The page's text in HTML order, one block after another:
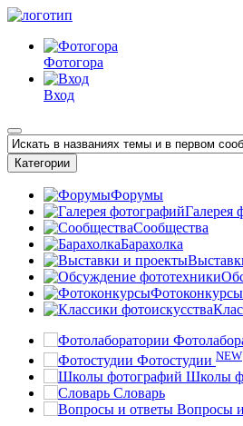
Фотогора
Вход
Категории
Форумы
Галерея
Сообщества
Барахолка
Фотоконкурсы
Фотостудии NEW
Школы
Словарь
Вопросы